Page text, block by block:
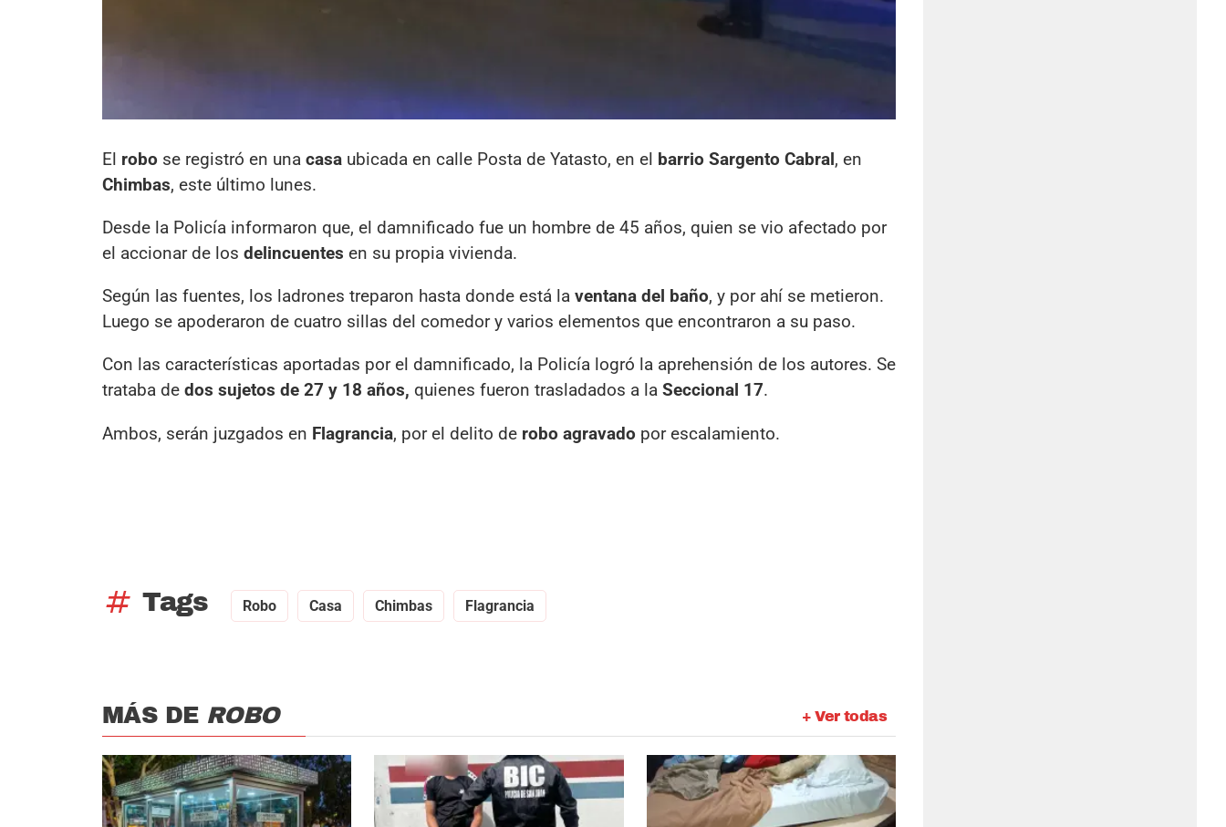
El robo se registró en una casa ubicada en calle Posta de Yatasto, en el barrio Sargento Cabral, en
Chimbas, este último lunes.
Desde la Policía informaron que, el damnificado fue un hombre de 45 años, quien se vio afectado por
el accionar de los delincuentes en su propia vivienda.
Según las fuentes, los ladrones treparon hasta donde está la ventana del baño, y por ahí se metieron.
Luego se apoderaron de cuatro sillas del comedor y varios elementos que encontraron a su paso.
Con las características aportadas por el damnificado, la Policía logró la aprehensión de los autores. Se
trataba de dos sujetos de 27 y 18 años, quienes fueron trasladados a la Seccional 17.
Ambos, serán juzgados en Flagrancia, por el delito de robo agravado por escalamiento.
tag Tags Robo Casa Chimbas Flagrancia
+ Ver todas
MÁS DE ROBO